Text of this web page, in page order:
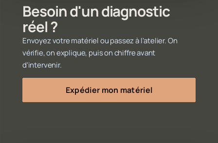
Besoin d'un diagnostic
réel ?
Envoyez votre matériel ou passez à l'atelier. On
vérifie, on explique, puis on chiffre avant
d'intervenir.
Expédier mon matériel